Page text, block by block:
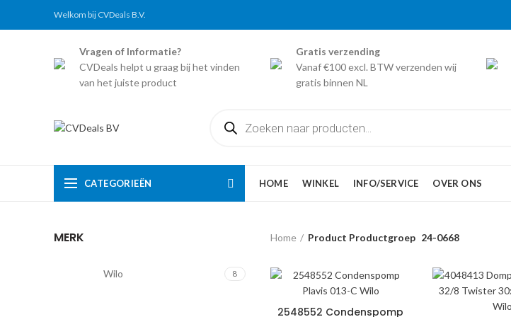
Welkom bij CVDeals B.V.
Vragen of Informatie?
CVDeals helpt u graag bij het vinden
van het juiste product
Gratis verzending
Vanaf €100 excl. BTW verzenden wij
gratis binnen NL
zoeken
CATEGORIEËN HOME WINKEL INFO/SERVICE OVER ONS
MERK
Wilo 8
Home Product Productgroep 24-0668
2548552 Condenspomp